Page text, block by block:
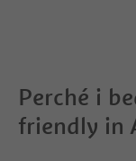
Perché i
friendly in